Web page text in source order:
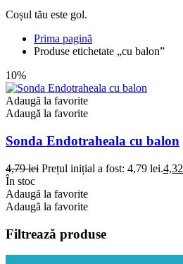
Coșul tău este gol.
Prima pagină
Produse etichetate „cu balon”
10%
Adaugă la favorite
Adaugă la favorite
Sonda Endotraheala cu balon
4,79lei Prețul inițial a fost: 4,79 lei.4,32
În stoc
Adaugă la favorite
Adaugă la favorite
Filtrează produse